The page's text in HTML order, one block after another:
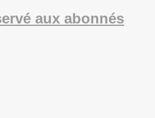
aux abonnés